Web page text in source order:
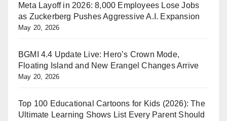
Meta Layoff in 2026: 8,000 Employees Lose Jobs
as Zuckerberg Pushes Aggressive A.I. Expansion
May 20, 2026
BGMI 4.4 Update Live: Hero’s Crown Mode,
Floating Island and New Erangel Changes Arrive
May 20, 2026
Top 100 Educational Cartoons for Kids (2026): The
Ultimate Learning Shows List Every Parent Should